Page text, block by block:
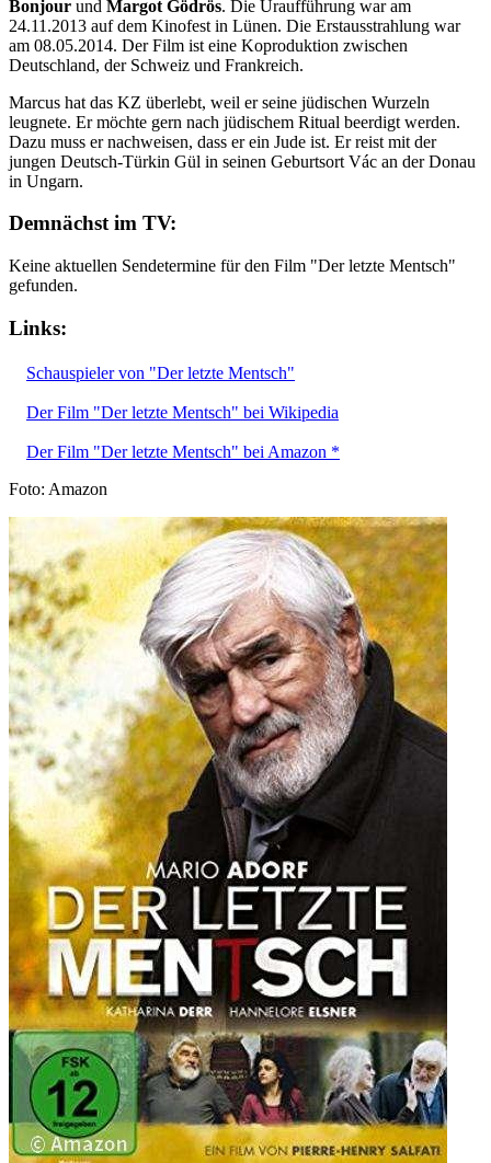
Bonjour und Margot Gödrös. Die Uraufführung war am
24.11.2013 auf dem Kinofest in Lünen. Die Erstausstrahlung war
am 08.05.2014. Der Film ist eine Koproduktion zwischen
Deutschland, der Schweiz und Frankreich.
Marcus hat das KZ überlebt, weil er seine jüdischen Wurzeln
leugnete. Er möchte gern nach jüdischem Ritual beerdigt werden.
Dazu muss er nachweisen, dass er ein Jude ist. Er reist mit der
jungen Deutsch-Türkin Gül in seinen Geburtsort Vác an der Donau
in Ungarn.
Demnächst im TV:
Keine aktuellen Sendetermine für den Film "Der letzte Mentsch"
gefunden.
Links:
Schauspieler von "Der letzte Mentsch"
Der Film "Der letzte Mentsch" bei Wikipedia
Der Film "Der letzte Mentsch" bei Amazon *
Foto: Amazon